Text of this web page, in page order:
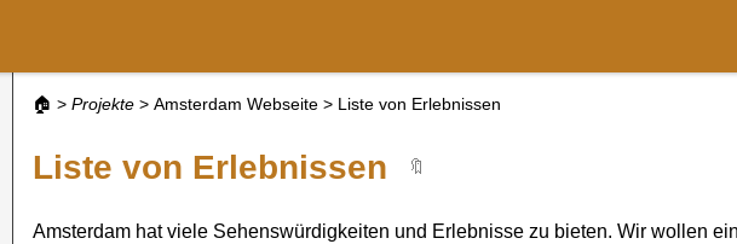
🏠 > Projekte > Amsterdam Webseite > Liste von Erlebnissen
Liste von Erlebnissen 🔖
Amsterdam hat viele Sehenswürdigkeiten und Erlebnisse zu bieten. Wir wollen